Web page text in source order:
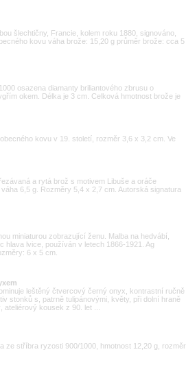
šlechtičny, Francie, kolem roku 1880, signováno,
kovu váha brože: 15,20 g průměr brože: cca 5
osazena diamanty briliantového zbrusu o
okem. Délka je 3 cm. Celková hmotnost brože je
kovu v 19. století, rozměr 3,6 x 3,2 cm. Ve
a rytá brož s motivem Libuše a oráče
6,5 g. Rozměry 5,4 x 2,7 cm. Autorská signatura
miniaturou zobrazující ženu. Malba na hedvábí,
hlava lvice, používán v letech 1866-1921. Ag
6 x 5 cm.
leštěný čtvercový černý onyx, kontrastní ručně
stonků s, patrně tulipánovými, květy, při dolní hraně
kousek z 90. let ...
ze stříbra ryzosti 900/1000, hmotnost 12,20 g, rozměr